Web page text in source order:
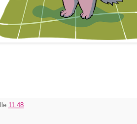
11:48